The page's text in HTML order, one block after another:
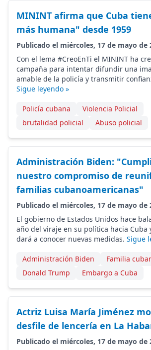
MININT afirma que Cuba
más humana" desde 1959
Publicado el miércoles, 17 de mayo de
Con el lema #CreoEnTi el MININT ha
campaña para intentar difundir una
amable de la policía y transmitir
Sigue leyendo »
Policía cubana
Violencia Policial
brutalidad policial
Abuso policial
Administración Biden:
nuestro compromiso de
familias cubanoamericanas"
Publicado el miércoles, 17 de mayo de
El gobierno de Estados Unidos hace
año del viraje en su política hacia Cuba
dará a conocer nuevas medidas. Sigue
Administración Biden
Familia
Donald Trump
Embargo a Cuba
Actriz Luisa María Jiménez
desfile de lencería en La
Publicado el miércoles, 17 de mayo de